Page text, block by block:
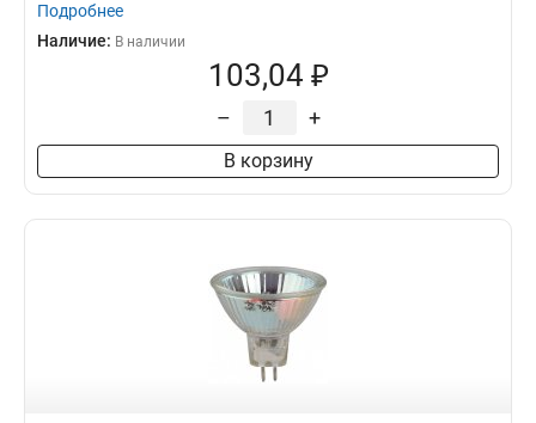
Подробнее
Наличие: В наличии
103,04 ₽
– +
В корзину